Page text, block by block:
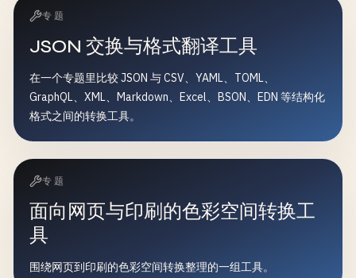
专题
JSON 交换与格式翻译工具
在一个专题里比较 JSON 与 CSV、YAML、TOML、
GraphQL、XML、Markdown、Excel、BSON、EDN 等结构化
格式之间的转换工具。
专题
面向网页与印刷的色彩空间转换工
具
围绕网页到印刷的色彩空间转换整理的一组工具。